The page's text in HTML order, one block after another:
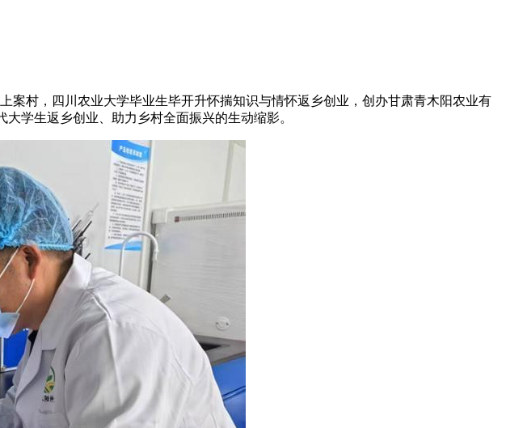
村，四川农业大学毕业生毕开升怀揣知识与情怀返乡创业，创办甘肃青木阳农业有
学生返乡创业、助力乡村全面振兴的生动缩影。